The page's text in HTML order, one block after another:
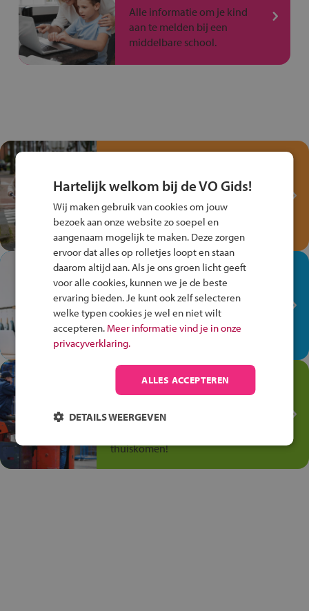
Alle informatie om je kind
aan te melden bij een
middelbare school.
Fiets Veilig
Verkeersspel!
Speel het Fiets Veilig Verkeersspel
en win een Cortina-fiets!
In de winkel ben je op je
plek!
Ontdek via het vmbo jouw talent
op de winkelvloer, waar elke dag
anders is!
Jouw talent in de
Transport en Logistiek
Kies voor vmbo Transport en
thuiskomen!
Hartelijk welkom bij de VO Gids!
Wij maken gebruik van cookies om jouw
bezoek aan onze website zo soepel en
aangenaam mogelijk te maken. Deze zorgen
ervoor dat alles op rolletjes loopt en staan
daarom altijd aan. Als je ons groen licht geeft
voor alle cookies, kunnen we je de beste
ervaring bieden. Je kunt ook zelf selecteren
welke typen cookies je wel en niet wilt
accepteren. Meer informatie vind je in onze
privacyverklaring.
ALLES ACCEPTEREN
DETAILS WEERGEVEN